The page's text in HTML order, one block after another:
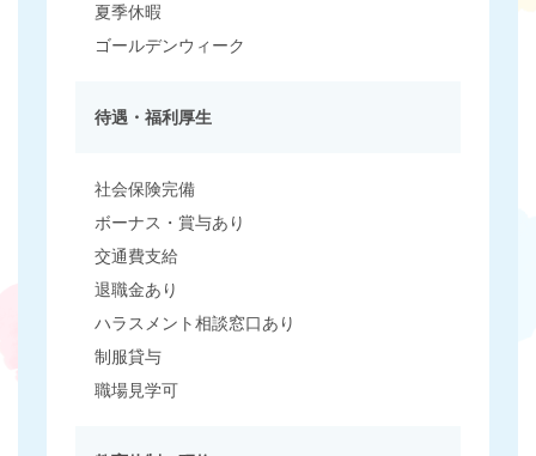
夏季休暇
ゴールデンウィーク
待遇・福利厚生
社会保険完備
ボーナス・賞与あり
交通費支給
退職金あり
ハラスメント相談窓口あり
制服貸与
職場見学可